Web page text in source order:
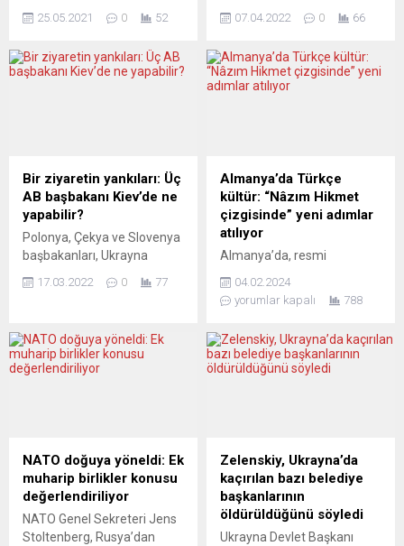
indirilmesi ve uçaktaki bir
gazetecinin gözaltına
alınmasını kınayarak, yeni
kullandırmama kararı aldı.
İngiltere Belarus
havayollarının işletme
izinlerini askıya aldı.
Brüksel’deki AB Liderler
Zirvesi çerçevesinde...
25.05.2021 0 52
Ukrayna’da savaş suçu
tehdit oluşturduğunu
belirterek “Putin daha zor
Vladimir Putin’in
durdurulması gerektiğini
söyledi. Rusya’nın
Ukrayna’da yaptıklarının,
savaş suçlarının “soykırım”
kriterlerini karşıladığını
savunan Duda, Putin’in
savaştan önce Ukrayna...
07.04.2022 0 66
Bir ziyaretin yankıları: Üç
AB başbakanı Kiev’de ne
yapabilir?
Polonya, Çekya ve Slovenya
başbakanları, Ukrayna
dayanışma ve desteklerini
görevi çerçevesinde
gerçekleşmese de ziyaretin
Avrupa basını durumu farklı
değerlendiriyor. ECHO24
(Çek Cumhuriyeti) AB’NİN...
17.03.2022 0 77
Almanya’da Türkçe
kültür: “Nâzım Hikmet
çizgisinde” yeni adımlar
atılıyor
Almanya’da, resmi
gibi, en çok konuşulan ve
Almanya dışından
Türkçe. Onu yıllarca hemen
ardından Rusça izliyordu.
toplumsal yaşama
katılmasından beri
Türkçenin bu ülkede en çok
konuşulan ikinci büyük dil
olma özelliğini perçinlediğini,
04.02.2024
yorumlar kapalı
788
NATO doğuya yöneldi: Ek
muharip birlikler konusu
değerlendiriliyor
NATO Genel Sekreteri Jens
Stoltenberg, Rusya’dan
Zelenskiy, Ukrayna’da
kaçırılan bazı belediye
başkanlarının
öldürüldüğünü söyledi
Ukrayna Devlet Başkanı